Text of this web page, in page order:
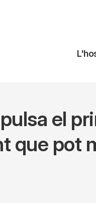
el
que pot